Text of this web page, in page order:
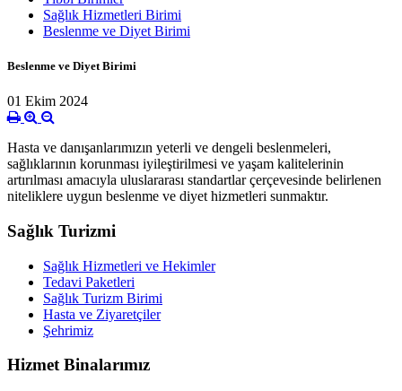
Sağlık Hizmetleri Birimi
Beslenme ve Diyet Birimi
Beslenme ve Diyet Birimi
01 Ekim 2024
Hasta ve danışanlarımızın yeterli ve dengeli beslenmeleri,
sağlıklarının korunması iyileştirilmesi ve yaşam kalitelerinin
artırılması amacıyla uluslararası standartlar çerçevesinde belirlenen
niteliklere uygun beslenme ve diyet hizmetleri sunmaktır.
Sağlık Turizmi
Sağlık Hizmetleri ve Hekimler
Tedavi Paketleri
Sağlık Turizm Birimi
Hasta ve Ziyaretçiler
Şehrimiz
Hizmet Binalarımız